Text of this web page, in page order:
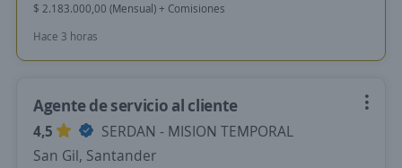
$ 2.183.000,00 (Mensual) + Comisiones
Hace 3 horas
Agente de servicio al cliente
4,5
SERDAN - MISION TEMPORAL
San Gil, Santander